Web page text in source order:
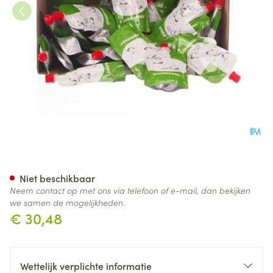
€ 30,48
Niet beschikbaar
Neem contact op met ons via telefoon of e-mail, dan bekijken
we samen de mogelijkheden.
Wettelijk verplichte informatie